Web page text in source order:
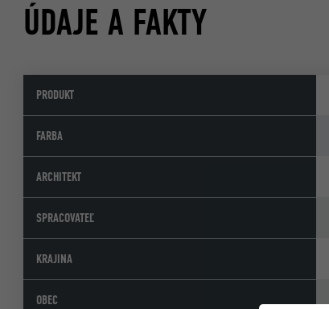
ÚDAJE A FAKTY
PRODUKT
FARBA
ARCHITEKT
SPRACOVATEĽ
KRAJINA
OBEC